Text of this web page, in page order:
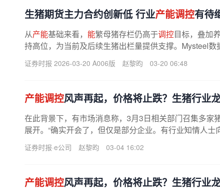
生猪期货主力合约创新低 行业产能调控有待
从产能基础来看， 能繁母猪存栏仍高于调控目标，叠加
持高位，为当前及后续生猪出栏量提供支撑。Mysteel
生猪出栏计划环比增幅达17.63%，...
证券时报 2026-03-20 A006版 赵黎昀 03-20 06:48
产能调控风声再起，价格将止跌？生猪行业
在此背景下，有市场消息称，3月3日相关部门召集多家
展开。“确实开会了，但仅是部分企业。有行业知情人
25年国内生猪养殖行业
证券时报·e公司 赵黎昀 03-04 16:02
产能调控风声再起，价格将止跌？生猪行业